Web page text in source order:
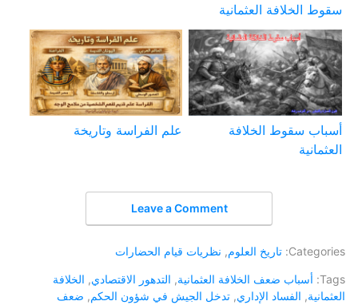
سقوط الخلافة العثمانية
أسباب سقوط الخلافة
العثمانية
علم الفراسة وتاريخة
Leave a Comment
Categories: تاريخ العلوم, نظريات قيام الحضارات
Tags: أسباب ضعف الخلافة العثمانية, التدهور الاقتصادي, الخلافة
العثمانية, الفساد الإداري, تدخل الجيش في شؤون الحكم, ضعف